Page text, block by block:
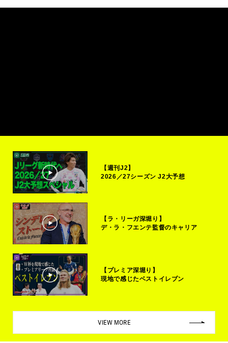
【週刊J2】
2026／27シーズン J2大予想
【ラ・リーガ深堀り】
デ・ラ・フエンテ監督のキャリア
【プレミア深堀り】
現地で感じたベストイレブン
VIEW MORE